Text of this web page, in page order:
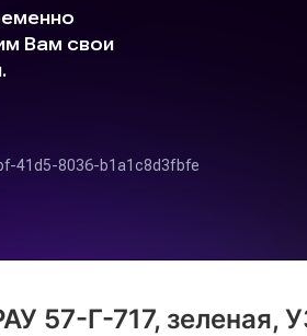
57-Г-717, зеленая,